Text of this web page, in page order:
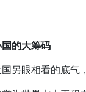
的大筹码
眼相看的底气